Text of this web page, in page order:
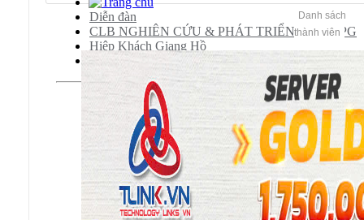
Danh sách
thành viên
Diễn đàn
CLB NGHIÊN CỨU & PHÁT TRIỂN MMORPG
Hiệp Khách Giang Hồ
Hỏi Đáp/ Yêu Cầu